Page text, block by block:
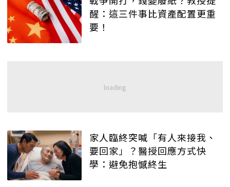
醒：這三件事比資產配置更重
要！
家人臨終突喊「有人來接我、
要回家」？醫授回應方式快
學：避免抱憾終生